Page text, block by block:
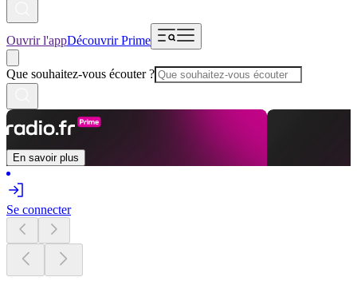
Ouvrir l'appDécouvrir Prime
Que souhaitez-vous écouter ?
En savoir plus
Se connecter